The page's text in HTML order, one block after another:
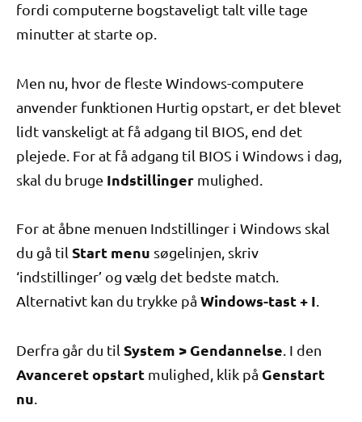
fordi computerne bogstaveligt talt ville tage
minutter at starte op.
Men nu, hvor de fleste Windows-computere
anvender funktionen Hurtig opstart, er det blevet
lidt vanskeligt at få adgang til BIOS, end det
plejede. For at få adgang til BIOS i Windows i dag,
skal du bruge Indstillinger mulighed.
For at åbne menuen Indstillinger i Windows skal
du gå til Start menu søgelinjen, skriv
‘indstillinger’ og vælg det bedste match.
Alternativt kan du trykke på Windows-tast + I.
Derfra går du til System > Gendannelse . I den
Avanceret opstart mulighed, klik på Genstart
nu